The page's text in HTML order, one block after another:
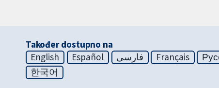
Također dostupno na
English
Español فارسی Français
한국어